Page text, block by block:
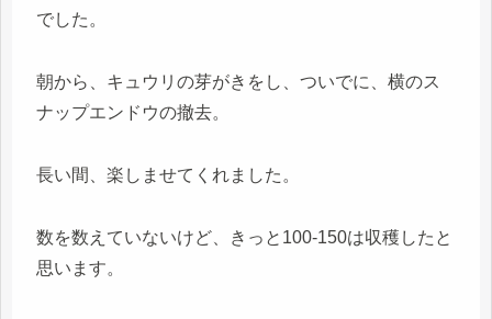
でした。
朝から、キュウリの芽がきをし、ついでに、横のス
ナップエンドウの撤去。
長い間、楽しませてくれました。
数を数えていないけど、きっと100-150は収穫したと
思います。